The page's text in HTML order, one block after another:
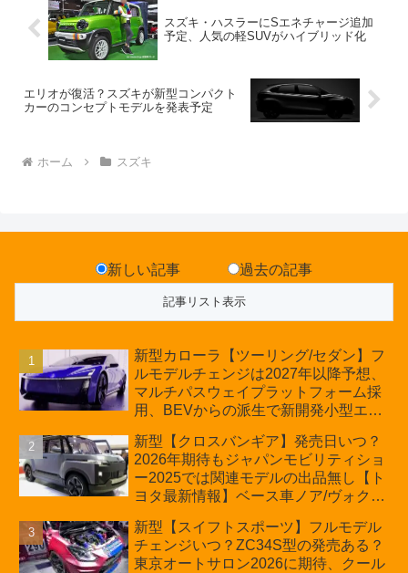
スズキ・ハスラーにSエネチャージ追加
予定、人気の軽SUVがハイブリッド化
エリオが復活？スズキが新型コンパクト
カーのコンセプトモデルを発表予定
ホーム スズキ
新しい記事 過去の記事
新型カローラ【ツーリング/セダン】フ
ルモデルチェンジは2027年以降予想、
マルチパスウェイプラットフォーム採
用、BEVからの派生で新開発小型エン
の採用は無しか【トヨタ最新情報】60
周年記念車発売
新型【クロスバンギア】発売日いつ？
2026年期待もジャパンモビリティショ
ー2025では関連モデルの出品無し【ト
ヨタ最新情報】ベース車ノア/ヴォクシ
ほか「コア」と「ツール」、デリカ
D:5対抗のクロスオーバーSUVミニバ
ン
新型【スイフトスポーツ】フルモデル
チェンジいつ？ZC34S型の発売ある？
東京オートサロン2026に期待、クール